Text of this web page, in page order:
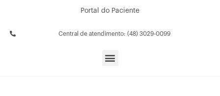
Portal do Paciente
Central de atendimento: (48) 3029-0099